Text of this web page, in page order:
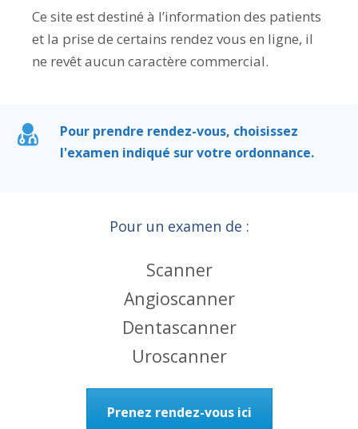
Ce site est destiné à l’information des patients
et la prise de certains rendez vous en ligne, il
ne revêt aucun caractère commercial.
Pour prendre rendez-vous, choisissez
l'examen indiqué sur votre ordonnance.
Pour un examen de :
Scanner
Angioscanner
Dentascanner
Uroscanner
Prenez rendez-vous ici